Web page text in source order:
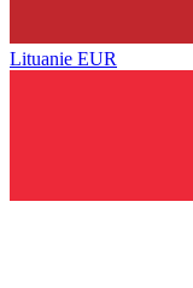
Lituanie EUR